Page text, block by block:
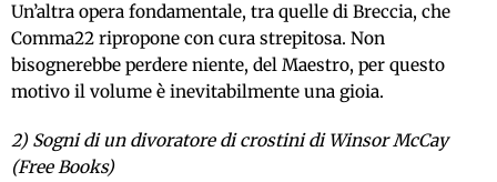
Un’altra opera fondamentale, tra quelle di Breccia, che
Comma22 ripropone con cura strepitosa. Non
bisognerebbe perdere niente, del Maestro, per questo
motivo il volume è inevitabilmente una gioia.
2) Sogni di un divoratore di crostini di Winsor McCay
(Free Books)